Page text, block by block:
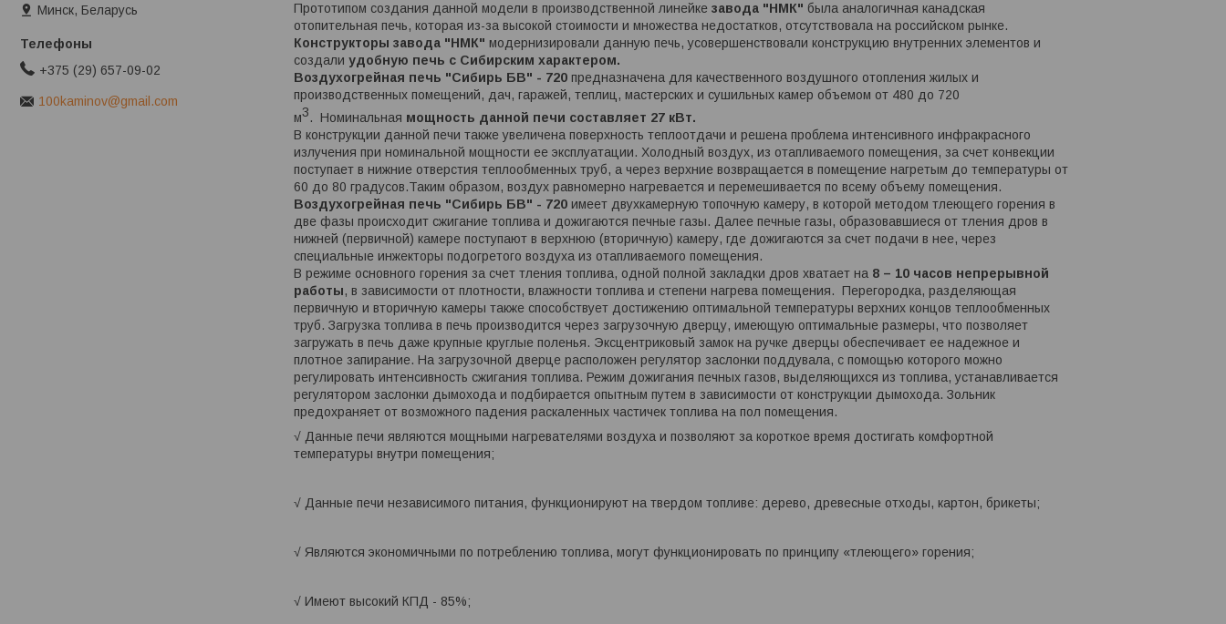
Прототипом создания данной модели в производственной линейке завода "НМК" была аналогичная канадская
отопительная печь, которая из-за высокой стоимости и множества недостатков, отсутствовала на российском рынке.
Конструкторы завода "НМК" модернизировали данную печь, усовершенствовали конструкцию внутренних элементов и
создали удобную печь с Сибирским характером.
Воздухогрейная печь "Сибирь БВ" - 720 предназначена для качественного воздушного отопления жилых и
производственных помещений, дач, гаражей, теплиц, мастерских и сушильных камер объемом от 480 до 720
м3. Номинальная мощность данной печи составляет 27 кВт.
В конструкции данной печи также увеличена поверхность теплоотдачи и решена проблема интенсивного инфракрасного
излучения при номинальной мощности ее эксплуатации. Холодный воздух, из отапливаемого помещения, за счет конвекции
поступает в нижние отверстия теплообменных труб, а через верхние возвращается в помещение нагретым до температуры от
60 до 80 градусов.Таким образом, воздух равномерно нагревается и перемешивается по всему объему помещения.
Воздухогрейная печь "Сибирь БВ" - 720 имеет двухкамерную топочную камеру, в которой методом тлеющего горения в
две фазы происходит сжигание топлива и дожигаются печные газы. Далее печные газы, образовавшиеся от тления дров в
нижней (первичной) камере поступают в верхнюю (вторичную) камеру, где дожигаются за счет подачи в нее, через
специальные инжекторы подогретого воздуха из отапливаемого помещения.
В режиме основного горения за счет тления топлива, одной полной закладки дров хватает на 8 – 10 часов непрерывной
работы, в зависимости от плотности, влажности топлива и степени нагрева помещения. Перегородка, разделяющая
первичную и вторичную камеры также способствует достижению оптимальной температуры верхних концов теплообменных
труб. Загрузка топлива в печь производится через загрузочную дверцу, имеющую оптимальные размеры, что позволяет
загружать в печь даже крупные круглые поленья. Эксцентриковый замок на ручке дверцы обеспечивает ее надежное и
плотное запирание. На загрузочной дверце расположен регулятор заслонки поддувала, с помощью которого можно
регулировать интенсивность сжигания топлива. Режим дожигания печных газов, выделяющихся из топлива, устанавливается
регулятором заслонки дымохода и подбирается опытным путем в зависимости от конструкции дымохода. Зольник
предохраняет от возможного падения раскаленных частичек топлива на пол помещения.
√ Данные печи являются мощными нагревателями воздуха и позволяют за короткое время достигать комфортной
температуры внутри помещения;
√ Данные печи независимого питания, функционируют на твердом топливе: дерево, древесные отходы, картон, брикеты;
√ Являются экономичными по потреблению топлива, могут функционировать по принципу «тлеющего» горения;
√ Имеют высокий КПД - 85%;
Минск, Беларусь
+375 (29) 657-09-02
100kaminov@gmail.com